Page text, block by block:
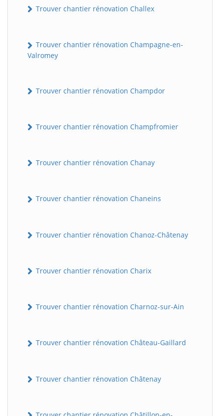
Trouver chantier rénovation Challex
Trouver chantier rénovation Champagne-en-
Valromey
Trouver chantier rénovation Champdor
Trouver chantier rénovation Champfromier
Trouver chantier rénovation Chanay
Trouver chantier rénovation Chaneins
Trouver chantier rénovation Chanoz-Châtenay
Trouver chantier rénovation Charix
Trouver chantier rénovation Charnoz-sur-Ain
Trouver chantier rénovation Château-Gaillard
Trouver chantier rénovation Châtenay